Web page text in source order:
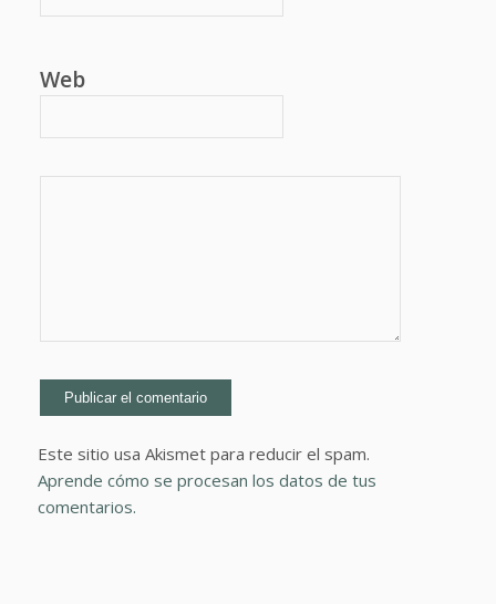
Web
Este sitio usa Akismet para reducir el spam.
Aprende cómo se procesan los datos de tus
comentarios.